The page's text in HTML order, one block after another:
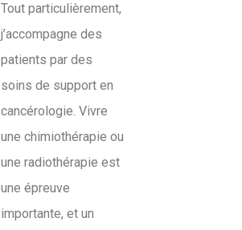
Tout particulièrement,
j’accompagne des
patients par des
soins de support en
cancérologie. Vivre
une chimiothérapie ou
une radiothérapie est
une épreuve
importante, et un